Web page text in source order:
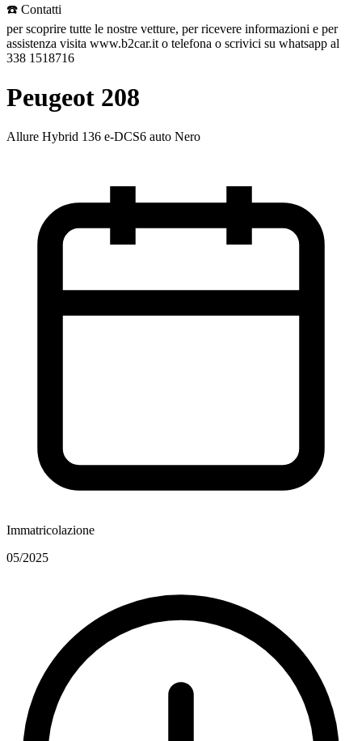
☎️ Contatti
per scoprire tutte le nostre vetture, per ricevere informazioni e per
assistenza visita www.b2car.it o telefona o scrivici su whatsapp al
338 1518716
Peugeot 208
Allure Hybrid 136 e-DCS6 auto Nero
Immatricolazione
05/2025